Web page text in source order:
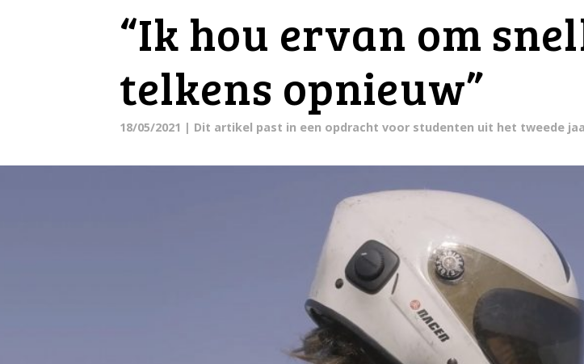
“Ik hou ervan om
telkens opnieuw”
18/05/2021 | Dit artikel past in een opdracht voor studenten uit het tweede